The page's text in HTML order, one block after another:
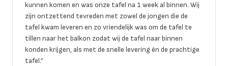
kunnen komen en was onze tafel na 1 week al binnen. Wij
zijn ontzettend tevreden met zowel de jongen die de
tafel kwam leveren en zo vriendelijk was om de tafel te
tillen naar het balkon zodat wij de tafel naar binnen
konden krijgen, als met de snelle levering én de prachtige
tafel.”